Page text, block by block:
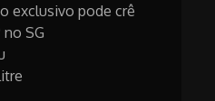
exclusivo pode crê
SG